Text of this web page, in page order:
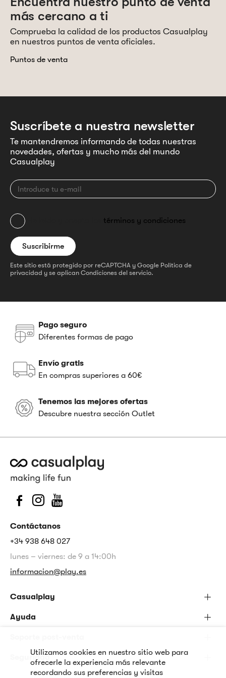
más cercano a ti
Comprueba la calidad de los productos Casualplay
en nuestros puntos de venta oficiales.
Puntos de venta
Suscríbete a nuestra newsletter
Te mantendremos informando de todas nuestras
novedades, ofertas y mucho más del mundo
Casualplay
términos y condiciones
Este sitio está protegido por reCAPTCHA y Google Política de
privacidad y se aplican Condiciones del servicio.
Pago seguro
Diferentes formas de pago
Envío gratis
En compras superiores a 60€
Tenemos las mejores ofertas
Descubre nuestra sección Outlet
Contáctanos
+34 938 648 027
lunes – viernes: de 9 a 14:00h
informacion@play.es
Casualplay
Ayuda
Seguridad
Utilizamos cookies en nuestro sitio web para
ofrecerle la experiencia más relevante
recordando sus preferencias y visitas